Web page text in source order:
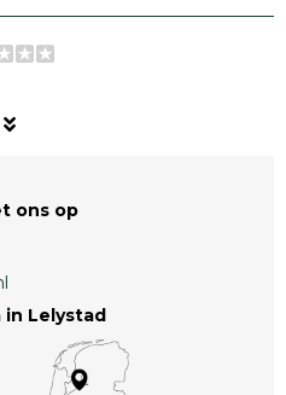
ons op
in Lelystad